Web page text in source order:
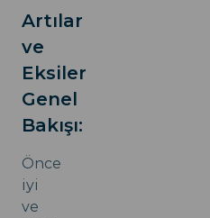
Artılar
ve
Eksiler
Genel
Bakışı:
Önce
iyi
ve